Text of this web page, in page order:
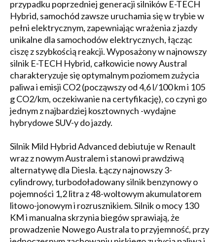
przypadku poprzedniej generacji silników E-TECH
Hybrid, samochód zawsze uruchamia się w trybie w
pełni elektrycznym, zapewniając wrażenia z jazdy
unikalne dla samochodów elektrycznych, łącząc
ciszę z szybkością reakcji. Wyposażony w najnowszy
silnik E-TECH Hybrid, całkowicie nowy Austral
charakteryzuje się optymalnym poziomem zużycia
paliwa i emisji CO2 (począwszy od 4,6 l/100 km i 105
g CO2/km, oczekiwanie na certyfikację), co czyni go
jednym z najbardziej kosztownych -wydajne
hybrydowe SUV-y do jazdy.
Silnik Mild Hybrid Advanced debiutuje w Renault
wraz z nowym Australem i stanowi prawdziwą
alternatywę dla Diesla. Łączy najnowszy 3-
cylindrowy, turbodoładowany silnik benzynowy o
pojemności 1,2 litra z 48-woltowym akumulatorem
litowo-jonowym i rozrusznikiem. Silnik o mocy 130
KM i manualna skrzynia biegów sprawiają, że
prowadzenie Nowego Australa to przyjemność, przy